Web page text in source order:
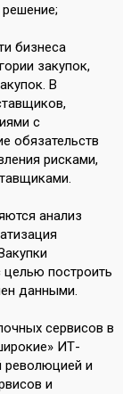
бизнеса
закупок,
В
с
обязательств
рисками,
анализ
целью построить
данными.
сервисов в
ИТ-
революцией и
и